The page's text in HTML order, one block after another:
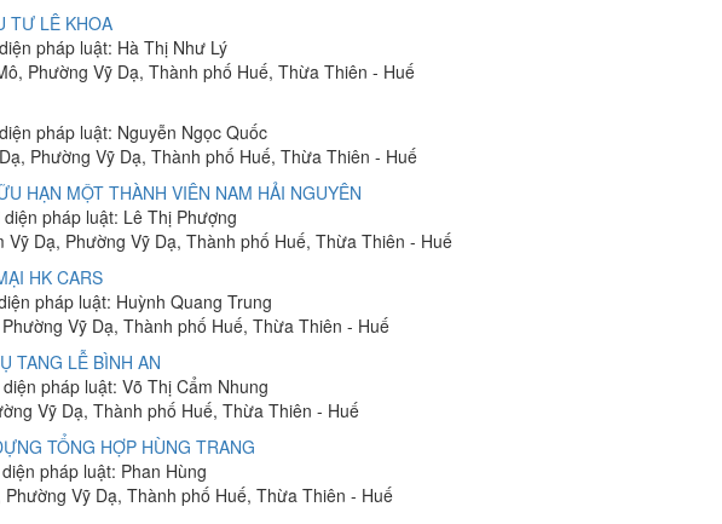
TƯ LÊ KHOA
pháp luật: Hà Thị Như Lý
Phường Vỹ Dạ, Thành phố Huế, Thừa Thiên - Huế
pháp luật: Nguyễn Ngọc Quốc
Phường Vỹ Dạ, Thành phố Huế, Thừa Thiên - Huế
HẠN MỘT THÀNH VIÊN NAM HẢI NGUYÊN
pháp luật: Lê Thị Phượng
Dạ, Phường Vỹ Dạ, Thành phố Huế, Thừa Thiên - Huế
HK CARS
pháp luật: Huỳnh Quang Trung
Vỹ Dạ, Thành phố Huế, Thừa Thiên - Huế
TANG LỄ BÌNH AN
pháp luật: Võ Thị Cẩm Nhung
Vỹ Dạ, Thành phố Huế, Thừa Thiên - Huế
TỔNG HỢP HÙNG TRANG
pháp luật: Phan Hùng
Vỹ Dạ, Thành phố Huế, Thừa Thiên - Huế